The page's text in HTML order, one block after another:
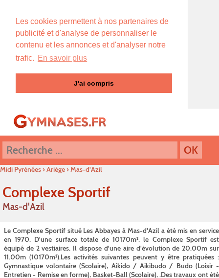
Les cookies permettent à nos partenaires de
publicité et d'analyse de personnaliser le
contenu et les annonces et d'analyser notre
trafic. En savoir plus
J'ai compris
Midi Pyrénées›Ariége›Mas-d'Azil
Complexe Sportif
Mas-d'Azil
Le Complexe Sportif situé Les Abbayes à Mas-d'Azil a été mis en service
en 1970. D'une surface totale de 10170m², le Complexe Sportif est
équipé de 2 vestiaires. Il dispose d'une aire d'évolution de 20.00m sur
11.00m (10170m²).Les activités suivantes peuvent y être pratiquées :
Gymnastique volontaire (Scolaire), Aikido / Aikibudo / Budo (Loisir -
Entretien - Remise en forme), Basket-Ball (Scolaire), .Des travaux ont été